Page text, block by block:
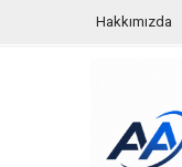
Hakkımızda